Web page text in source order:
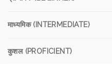
माध्यमिक (INTERMEDIATE)
कुशल (PROFICIENT)